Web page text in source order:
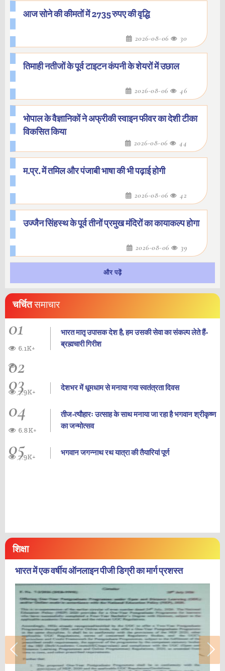
आज सोने की कीमतों में 2735 रुपए की वृद्धि
2026-08-06 30
तिमाही नतीजों के पूर्व टाइटन कंपनी के शेयरों में उछाल
2026-08-06 46
भोपाल के वैज्ञानिकों ने अफ्रीकी स्वाइन फीवर का देशी टीका
विकसित किया
2026-08-06 44
म.प्र. में तमिल और पंजाबी भाषा की भी पढ़ाई होगी
2026-08-06 42
उज्जैन सिंहस्थ के पूर्व तीनों प्रमुख मंदिरों का कायाकल्प होगा
2026-08-06 39
और पढ़ें
चर्चितसमाचार
01
भारत मातृ उपासक देश है, हम उसकी सेवा का संकल्प लेते हैं-
ब्रह्मचारी गिरीश
6.1K+
02
03 देशभर में धूमधाम से मनाया गया स्वतंत्रता दिवस
7.9K+
04
तीज-त्यौहारः उत्साह के साथ मनाया जा रहा है भगवान श्रीकृष्ण
का जन्‍मोत्‍सव
6.8K+
05 भगवान जगन्नाथ रथ यात्रा की तैयारियां पूर्ण
7.9K+
शिक्षा
भारत में एक वर्षीय ऑनलाइन पीजी डिग्री का मार्ग प्रशस्त